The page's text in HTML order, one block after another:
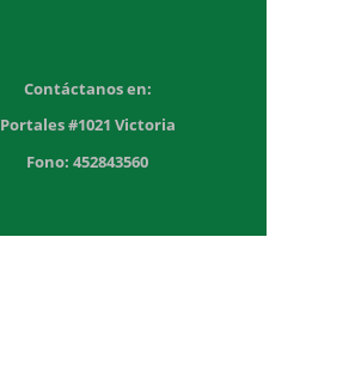
Contáctanos en:
Portales #1021 Victoria
Fono: 452843560